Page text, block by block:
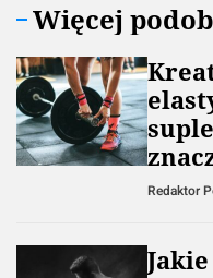
Więcej
Redaktor